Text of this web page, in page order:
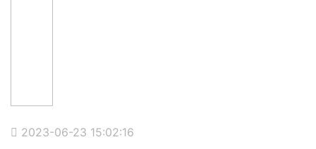
2023-06-23 15:02:16